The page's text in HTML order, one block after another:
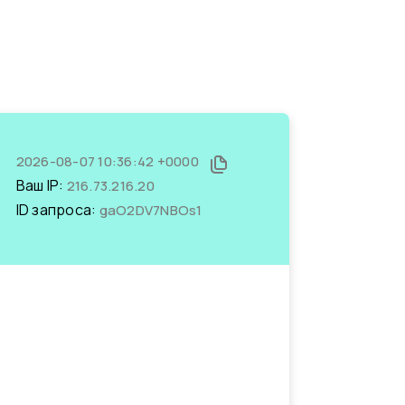
2026-08-07 10:36:42 +0000
Ваш IP: 216.73.216.20
ID запроса: gaO2DV7NBOs1